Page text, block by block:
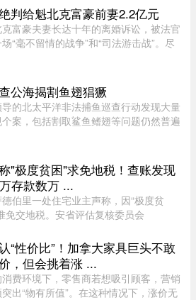
生指出，近年来急诊医生的工作负担不
们再也无法沿用“ ...
判给魁北克富豪前妻2.2亿元
富豪夫妻长达十年的离婚诉讼，被法官
“毫不留情的战争”和“司法游击战”。尽
公海揭割鱼翅猖獗
的北太平洋非法捕鱼巡查行动发现大量
案，包括割取鲨鱼鳍翅等问题仍然普遍
案；去年则在检 ...
"极度贫困"求免地税！查账发现
存款数万 ...
伯里一处住宅业主声称，因“极度贫
免交地税。安省评估复核委员会
申请。调查发现，这户家庭在扣除开支
入超过 23,000 元，而且 ...
“性价比”！加拿大家具巨头不敢
，但会挑着涨 ...
费环境下，零售商若想吸引顾客，营销
出“物有所值”。在这种情况下，涨价无